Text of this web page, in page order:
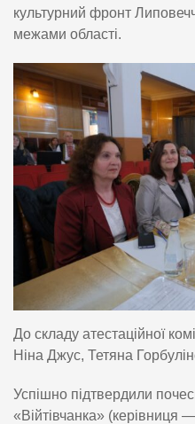
культурний фронт
межами області.
До складу атестаційної
Ніна Джус, Тетяна
Успішно підтвердили
«Війтівчанка» (керівниця